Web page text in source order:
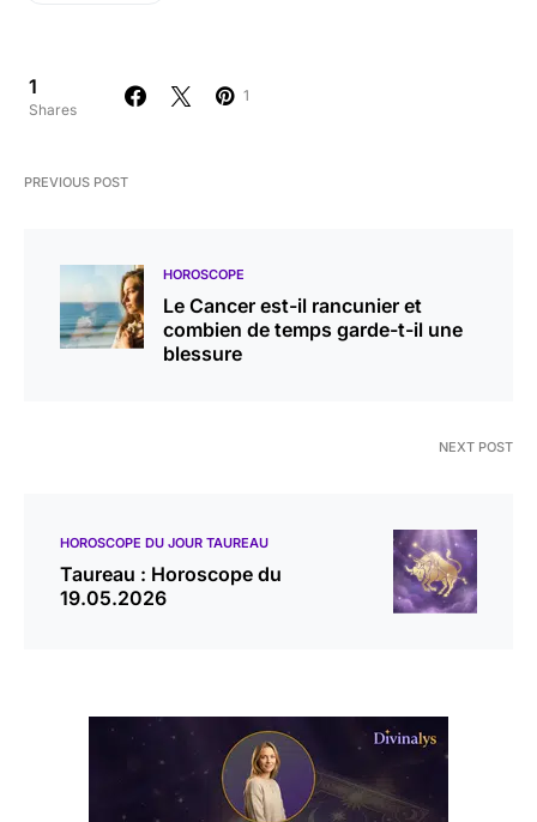
1
Shares
1
PREVIOUS POST
HOROSCOPE
Le Cancer est-il rancunier et
combien de temps garde-t-il une
blessure
NEXT POST
HOROSCOPE DU JOUR TAUREAU
Taureau : Horoscope du
19.05.2026